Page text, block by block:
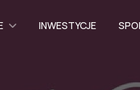
INWESTYCJE